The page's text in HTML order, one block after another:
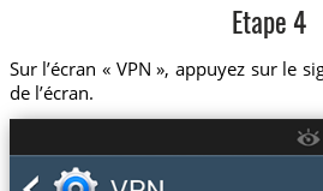
Etape 4
Sur l’écran « VPN », appuyez sur le
de l’écran.